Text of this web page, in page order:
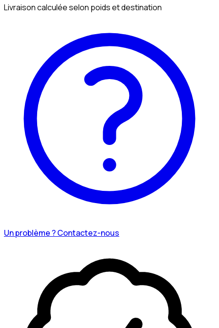
Livraison calculée selon poids et destination
Un problème ? Contactez-nous